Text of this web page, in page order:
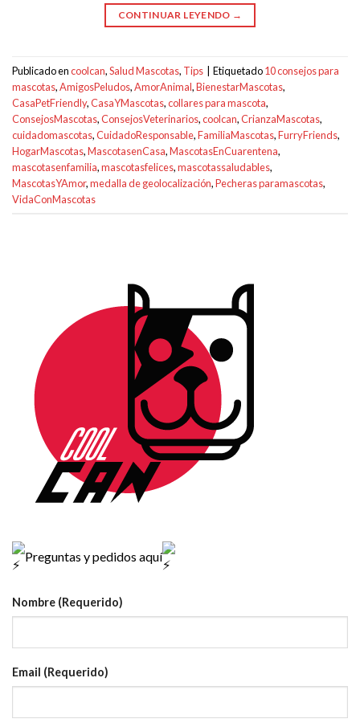
CONTINUAR LEYENDO →
Publicado encoolcan,Salud Mascotas, Tips | Etiquetado10 consejos para
mascotas,AmigosPeludos,AmorAnimal,BienestarMascotas,
CasaPetFriendly,CasaYMascotas,collares para mascota,
ConsejosMascotas,ConsejosVeterinarios,coolcan,CrianzaMascotas,
cuidadomascotas,CuidadoResponsable,FamiliaMascotas,FurryFriends,
HogarMascotas,MascotasenCasa,MascotasEnCuarentena,
mascotasenfamilia,mascotasfelices,mascotassaludables,
MascotasYAmor,medalla de geolocalización,Pecheras paramascotas,
VidaConMascotas
Preguntas y pedidos aquí
Nombre (Requerido)
Email (Requerido)